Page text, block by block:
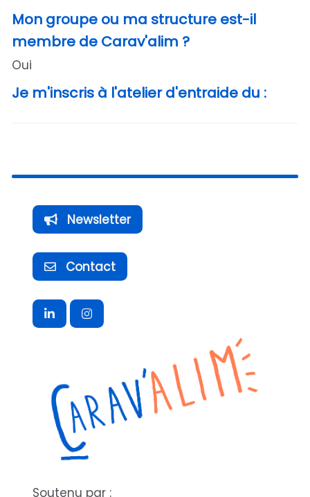
Mon groupe ou ma structure est-il
membre de Carav'alim ?
Oui
Je m'inscris à l'atelier d'entraide du :
Newsletter
Contact
Soutenu par :